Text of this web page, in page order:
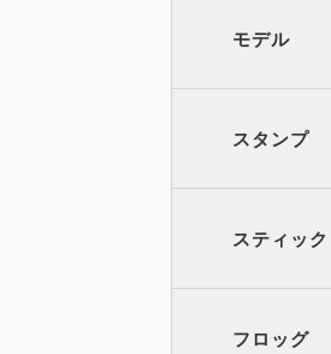
モデル
スタンプ
スティック
フロッグ